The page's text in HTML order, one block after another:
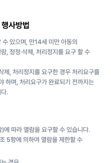
사방법
있으며, 만14세 미만 아동의
, 정정·삭제, 처리정지를 요구 할 수
제, 처리정지를 요구한 경우 처리요구를
하며, 처리요구가 완료되기 전까지는
.
)에 따라 열람을 요구할 수 있습니다.
5항에 의하여 열람을 제한할 수